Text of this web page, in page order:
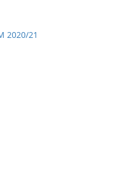
2020/21